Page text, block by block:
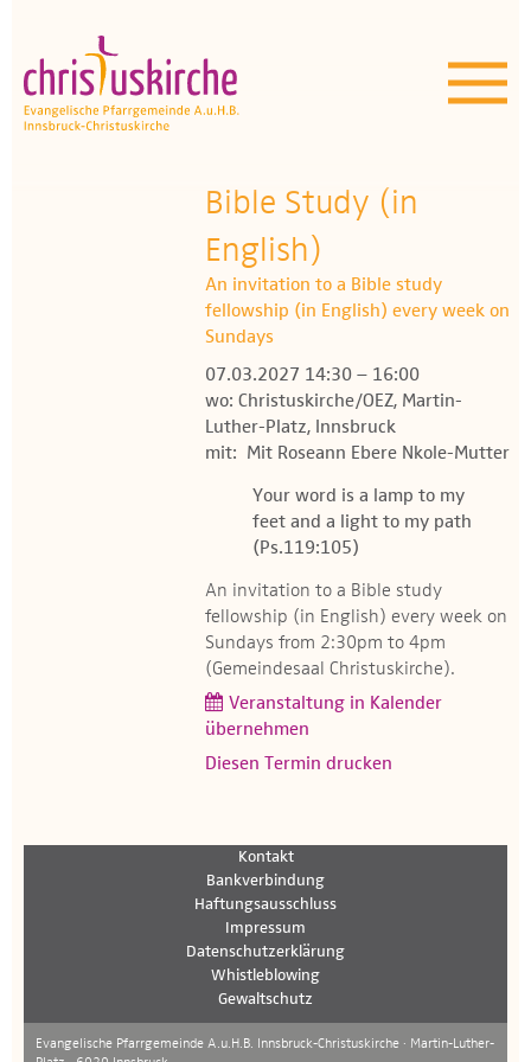
Aktuelles | Über uns
Unser Angebot
Termine
OEZ
Wissenswertes
Medien
Kontakt
Bible Study (in
English)
An invitation to a Bible study
fellowship (in English) every week on
Sundays
07.03.2027 14:30 – 16:00
wo: Christuskirche/OEZ, Martin-
Luther-Platz, Innsbruck
mit: Mit Roseann Ebere Nkole-Mutter
Your word is a lamp to my
feet and a light to my path
(Ps.119:105)
An invitation to a Bible study
fellowship (in English) every week on
Sundays from 2:30pm to 4pm
(Gemeindesaal Christuskirche).
Veranstaltung in Kalender
übernehmen
Diesen Termin drucken
Kontakt
Bankverbindung
Haftungsausschluss
Impressum
Datenschutzerklärung
Whistleblowing
Gewaltschutz
Evangelische Pfarrgemeinde A.u.H.B. Innsbruck-Christuskirche · Martin-Luther-